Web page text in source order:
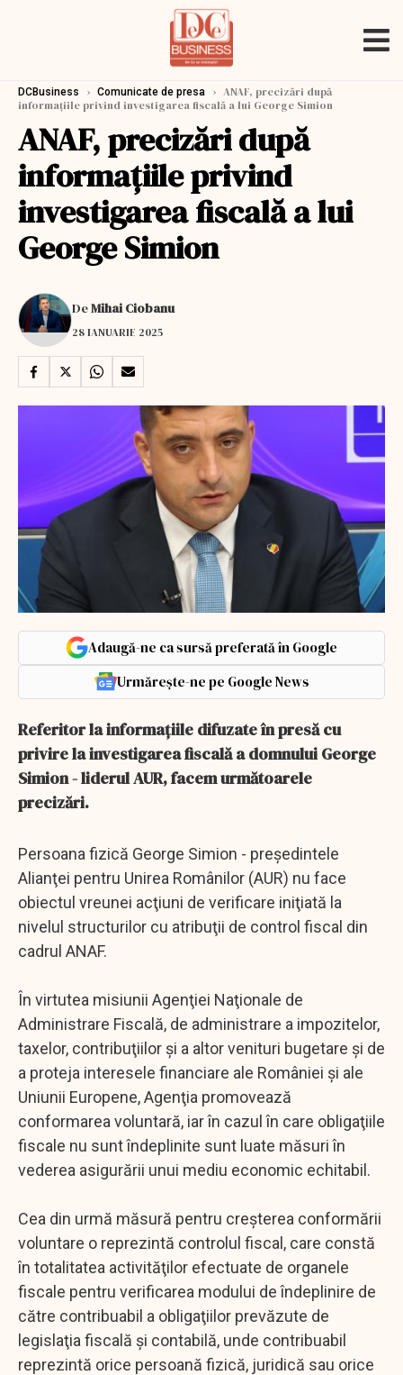
DCBusiness › Comunicate de presa › ANAF, precizări după
informaţiile privind investigarea fiscală a lui George Simion
ANAF, precizări după
informaţiile privind
investigarea fiscală a lui
George Simion
DeMihai Ciobanu
28 IANUARIE 2025
Adaugă-ne ca sursă preferată în Google
Urmărește-ne pe Google News
Referitor la informaţiile difuzate în presă cu
privire la investigarea fiscală a domnului George
Simion - liderul AUR, facem următoarele
precizări.
Persoana fizică George Simion - preşedintele
Alianţei pentru Unirea Românilor (AUR) nu face
obiectul vreunei acţiuni de verificare iniţiată la
nivelul structurilor cu atribuţii de control fiscal din
cadrul ANAF.
În virtutea misiunii Agenţiei Naţionale de
Administrare Fiscală, de administrare a impozitelor,
taxelor, contribuţiilor şi a altor venituri bugetare şi de
a proteja interesele financiare ale României şi ale
Uniunii Europene, Agenţia promovează
conformarea voluntară, iar în cazul în care obligaţiile
fiscale nu sunt îndeplinite sunt luate măsuri în
vederea asigurării unui mediu economic echitabil.
Cea din urmă măsură pentru creşterea conformării
voluntare o reprezintă controlul fiscal, care constă
în totalitatea activităţilor efectuate de organele
fiscale pentru verificarea modului de îndeplinire de
către contribuabil a obligaţiilor prevăzute de
legislaţia fiscală şi contabilă, unde contribuabil
reprezintă orice persoană fizică, juridică sau orice